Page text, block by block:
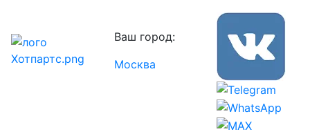
Ваш город:
Москва